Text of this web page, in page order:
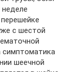
с шестой
симптоматика
шеечной